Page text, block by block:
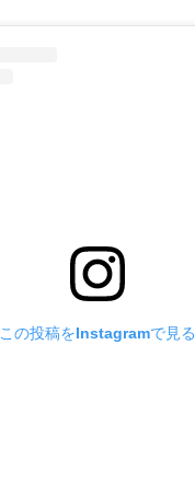
この投稿をInstagramで見る